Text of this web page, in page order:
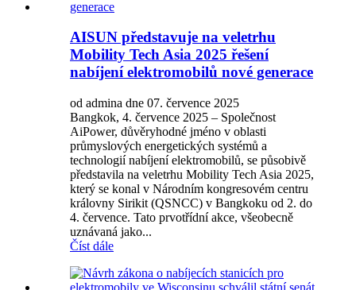
AISUN představuje na veletrhu
Mobility Tech Asia 2025 řešení
nabíjení elektromobilů nové generace
od admina dne 07. července 2025
Bangkok, 4. července 2025 – Společnost
AiPower, důvěryhodné jméno v oblasti
průmyslových energetických systémů a
technologií nabíjení elektromobilů, se působivě
představila na veletrhu Mobility Tech Asia 2025,
který se konal v Národním kongresovém centru
královny Sirikit (QSNCC) v Bangkoku od 2. do
4. července. Tato prvotřídní akce, všeobecně
uznávaná jako...
Číst dále